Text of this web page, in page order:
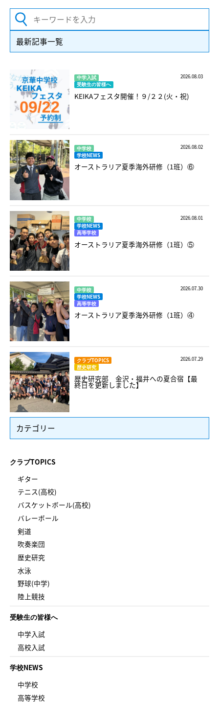
最新記事一覧
中学入試
受験生の皆様へ
2026.08.03
KEIKAフェスタ開催！９/２２(火・祝)
中学校
学校NEWS
2026.08.02
オーストラリア夏季海外研修（1班）⑥
中学校
学校NEWS
高等学校
2026.08.01
オーストラリア夏季海外研修（1班）⑤
中学校
学校NEWS
高等学校
2026.07.30
オーストラリア夏季海外研修（1班）④
クラブTOPICS
歴史研究
2026.07.29
歴史研究部 金沢・福井への夏合宿【最
終日を更新しました】
カテゴリー
クラブTOPICS
ギター
テニス(高校)
バスケットボール(高校)
バレーボール
剣道
吹奏楽団
歴史研究
水泳
野球(中学)
陸上競技
受験生の皆様へ
中学入試
高校入試
学校NEWS
中学校
高等学校